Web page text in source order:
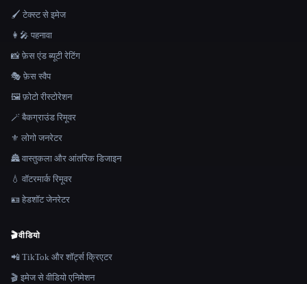
🖌️ टेक्स्ट से इमेज
👩‍🎤 पहनावा
📸 फ़ेस एंड ब्यूटी रेटिंग
🎭 फ़ेस स्वैप
🖼️ फ़ोटो रीस्टोरेशन
🪄 बैकग्राउंड रिमूवर
⚜️ लोगो जनरेटर
🏯 वास्तुकला और आंतरिक डिजाइन
💧 वॉटरमार्क रिमूवर
🪪 हेडशॉट जेनरेटर
🎬वीडियो
📲 TikTok और शॉर्ट्स क्रिएटर
🎬 इमेज से वीडियो एनिमेशन